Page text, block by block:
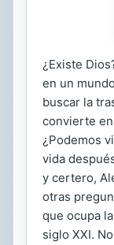
¿Existe
en un
buscar la
convierte
¿Podemos
vida
y certero,
otras
que ocupa
siglo XXI.